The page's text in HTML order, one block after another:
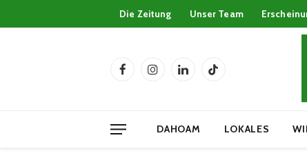
Die Zeitung Unser Team
FacebookInstagramLinkedInTikTok
DAHOAM LOKALES